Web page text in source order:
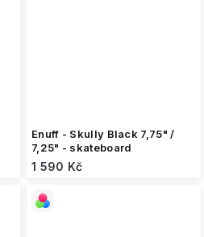
Enuff - Skully Black 7,75" /
7,25" - skateboard
1 590 Kč